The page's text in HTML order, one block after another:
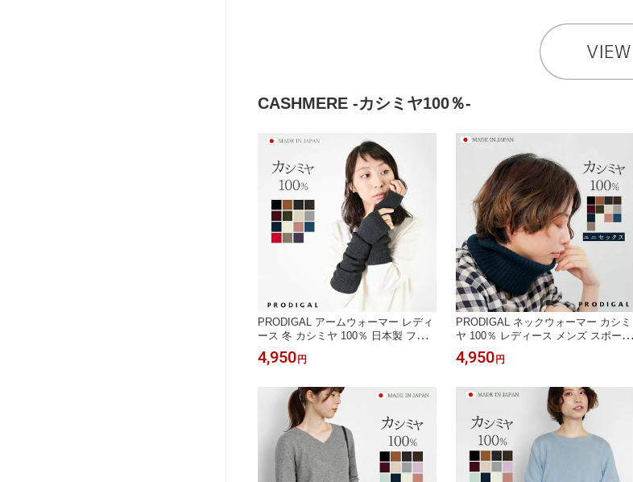
CASHMERE -カシミヤ100％-
PRODIGAL アームウォーマー レディ
ース 冬 カシミヤ 100％ 日本製 フリ
ーサイズ 秋冬 アームカバー カシミア
ロング 暖かい 五泉ニット カシミヤ10
4,950円
PRODIGAL ネックウォーマー カシミ
ヤ 100％ レディース メンズ スポーツ
日本製 スヌード カシミア 冬 秋冬 無
地 防寒 ニット 五泉ニット カシミヤ1
4,950円